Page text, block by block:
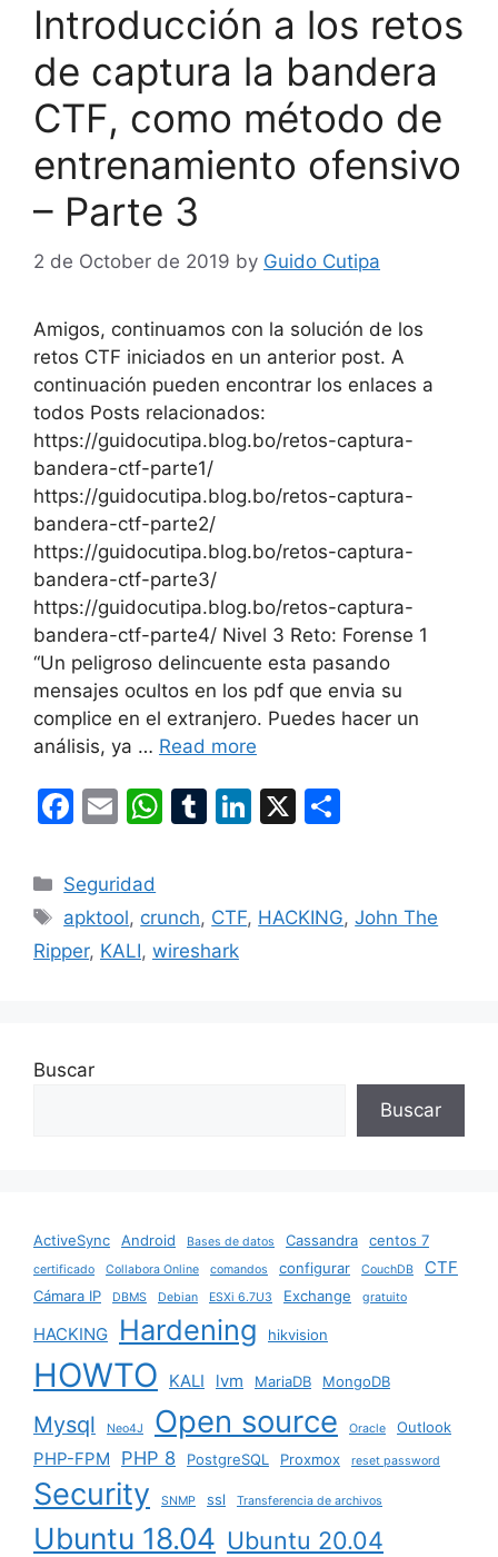
Introducción a los retos
de captura la bandera
CTF, como método de
entrenamiento ofensivo
– Parte 3
2 de October de 2019 by Guido Cutipa
Amigos, continuamos con la solución de los
retos CTF iniciados en un anterior post. A
continuación pueden encontrar los enlaces a
todos Posts relacionados:
https://guidocutipa.blog.bo/retos-captura-
bandera-ctf-parte1/
https://guidocutipa.blog.bo/retos-captura-
bandera-ctf-parte2/
https://guidocutipa.blog.bo/retos-captura-
bandera-ctf-parte3/
https://guidocutipa.blog.bo/retos-captura-
bandera-ctf-parte4/ Nivel 3 Reto: Forense 1
“Un peligroso delincuente esta pasando
mensajes ocultos en los pdf que envia su
complice en el extranjero. Puedes hacer un
análisis, ya … Read more
F
c
e
b
k
E
ai
l
W
s
A
T
bl
r
Li
e
X
e
Categories
Seguridad
Tags
apktool, crunch, CTF, HACKING,John The
Ripper, KALI, wireshark
Buscar
Buscar
ActiveSync Android Bases de datos Cassandra centos 7
certificado Collabora Online comandos configurar CouchDB CTF
Cámara IP DBMS Debian ESXi 6.7U3 Exchange gratuito
HACKING Hardening hikvision
HOWTO KALI lvm MariaDB MongoDB
Mysql Neo4J Open source Oracle Outlook
PHP-FPM PHP 8 PostgreSQL Proxmox reset password
Security SNMP ssl Transferencia de archivos
Ubuntu 18.04 Ubuntu 20.04